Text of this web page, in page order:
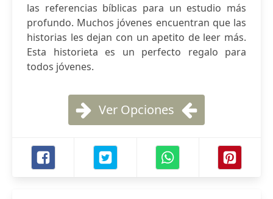
las referencias bíblicas para un estudio más
profundo. Muchos jóvenes encuentran que las
historias les dejan con un apetito de leer más.
Esta historieta es un perfecto regalo para
todos jóvenes.
Ver Opciones